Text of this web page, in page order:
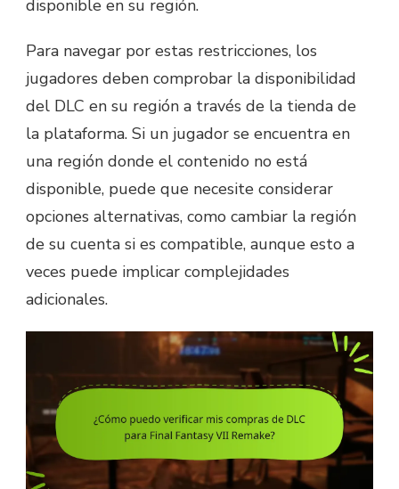
disponible en su región.
Para navegar por estas restricciones, los
jugadores deben comprobar la disponibilidad
del DLC en su región a través de la tienda de
la plataforma. Si un jugador se encuentra en
una región donde el contenido no está
disponible, puede que necesite considerar
opciones alternativas, como cambiar la región
de su cuenta si es compatible, aunque esto a
veces puede implicar complejidades
adicionales.